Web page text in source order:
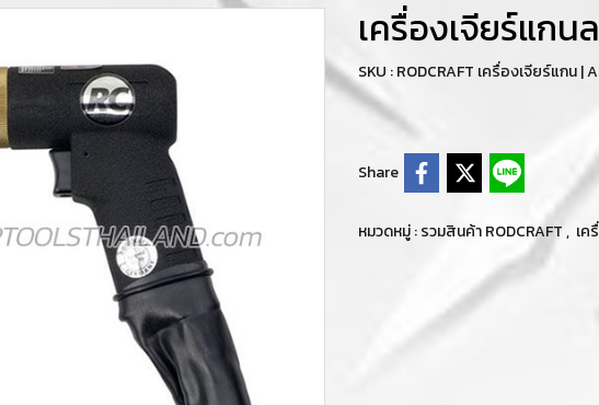
เครื่องเจียร์แกน
SKU : RODCRAFT เครื่องเจียร์แกน |
Share
หมวดหมู่ :รวมสินค้า RODCRAFT, เค